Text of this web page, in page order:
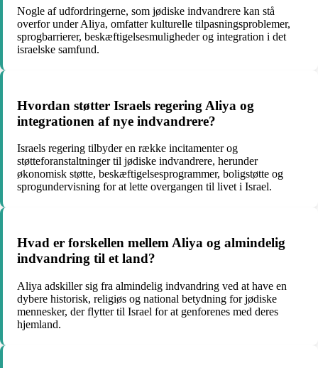
Nogle af udfordringerne, som jødiske indvandrere kan stå
overfor under Aliya, omfatter kulturelle tilpasningsproblemer,
sprogbarrierer, beskæftigelsesmuligheder og integration i det
israelske samfund.
Hvordan støtter Israels regering Aliya og
integrationen af nye indvandrere?
Israels regering tilbyder en række incitamenter og
støtteforanstaltninger til jødiske indvandrere, herunder
økonomisk støtte, beskæftigelsesprogrammer, boligstøtte og
sprogundervisning for at lette overgangen til livet i Israel.
Hvad er forskellen mellem Aliya og almindelig
indvandring til et land?
Aliya adskiller sig fra almindelig indvandring ved at have en
dybere historisk, religiøs og national betydning for jødiske
mennesker, der flytter til Israel for at genforenes med deres
hjemland.